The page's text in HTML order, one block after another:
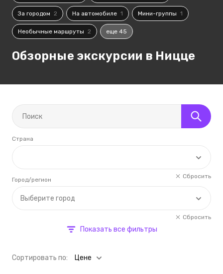
За городом 2 На автомобиле 1 Мини-группы 1
Необычные маршруты 2 еще 45
Обзорные экскурсии в Ницце
Страна
Сбросить
Выберите город
Город/регион
Сбросить
Показать все фильтры
Cортировать по: Цене